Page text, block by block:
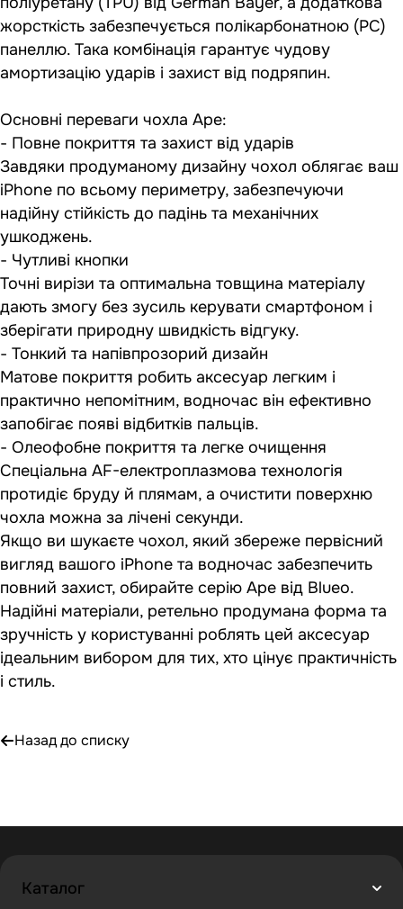
жорсткість забезпечується полікарбонатною (PC)
панеллю. Така комбінація гарантує чудову
амортизацію ударів і захист від подряпин.
Основні переваги чохла Ape:
- Повне покриття та захист від ударів
Завдяки продуманому дизайну чохол облягає ваш
iPhone по всьому периметру, забезпечуючи
надійну стійкість до падінь та механічних
ушкоджень.
- Чутливі кнопки
Точні вирізи та оптимальна товщина матеріалу
дають змогу без зусиль керувати смартфоном і
зберігати природну швидкість відгуку.
- Тонкий та напівпрозорий дизайн
Матове покриття робить аксесуар легким і
практично непомітним, водночас він ефективно
запобігає появі відбитків пальців.
- Олеофобне покриття та легке очищення
Спеціальна AF-електроплазмова технологія
протидіє бруду й плямам, а очистити поверхню
чохла можна за лічені секунди.
Якщо ви шукаєте чохол, який збереже первісний
вигляд вашого iPhone та водночас забезпечить
повний захист, обирайте серію Ape від Blueo.
Надійні матеріали, ретельно продумана форма та
зручність у користуванні роблять цей аксесуар
ідеальним вибором для тих, хто цінує практичність
і стиль.
Назад до списку
Каталог